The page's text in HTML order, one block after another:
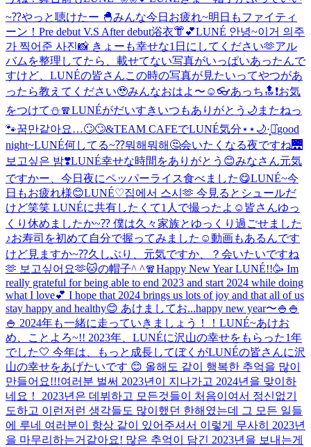
~⁇やっと聴けたー 🐣みんな今日お疲れ~明日もファイティ
ーン！ Pre debut V.S After debut浴衣👘︎💕︎LUNÉ 안녕~이거 의주
가 찍어준 사진📸 きょーも幸せな1日にしてください🫶アル
バムを整理してたら、載せてない写真がいっぱいあったんで
すけど、LUNÉの皆さんこの時の写真が見たいってやつがあ
ったら教えてください🥹みんなおはよ〜☺️👓あっち🔝❗️お気
をつけて⛄️🧣LUNÉがだいすき いつもありがとう🌙 またねっ
🐾꿈만같아요…🙄🙄&TEAM CAFEでLUNÉ気分⋆⋆🌙·̩͙‪⋆͛good
night~LUNÉ何してる~⁇뭐해뭐해🤔会いたくなる夜ですね🌉
보고싶은 밤❣️LUNÉ幸せな時間をありがとう😊みなさん元気
ですかー、今日夜にペッパーライス食べました😋LUNÉ~今
日もお疲れ様😊LUNÉ♡집에서 스시🫶 今見るとシュールだ
けど笑笑 LUNÉに共有したくて1人で撮ったよ☺️ 皆さんゆっ
くり休めましたか~⁇ 僕は久々家族とゆっくり過ごせました
♪お寿司を初めて自分で握ってみました☺️動画もあるんです
けど見ますか~⁇久しぶり、元気ですか、？会いたいですね
🫶 보고싶어요🫶🐱の帽子^ ^🧣Happy New Year LUNÉ!!🥳 Im
really grateful for being able to end 2023 and start 2024 while doing
what I love💕 I hope that 2024 brings us lots of joy and that all of us
stay happy and healthy😊 あけましてお...happy new year〜🍚🍚
🍚 2024年も一緒に走っていきましょう！！ LUNÉ~あけお
め、ことよろ~!! 2023年、LUNÉに沢山の幸せをもらった1年
でした🤍 今年は、もっと成長してぼくがLUNÉの皆さんに沢
山の幸せをあげたいです 😊 올해도 같이 행복한 추억을 많이
만들어요!!!여러분 벌써 2023년이 지나가고 2024년을 맞이하
네요！ 2023년은 데뷔하고 모든것들이 처음이여서 정신없기
도하고 이런저런 생각들도 많이했던 한해였는데 그 모든 일들
에 루네 여러분이 항상 같이 있어주셔서 이렇게 무사히 2023년
을 마무리하는거같아요! 많은 추억이 담긴 2023년을 보내는게